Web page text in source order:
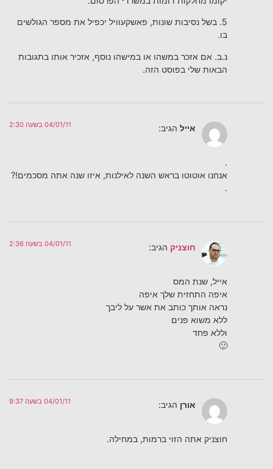
5. בשל נסיבות שונות, פאשקעוויל יכפיל את מספר הגולשים
בו.
נ.ב. אם אזכר במשהו או במישהו נוסף, אזכיר אותו בתגובות
הבאות שלי בפוסט הזה.
אייל הגיב: 04/01/11 בשעה 2:30
.
אנחנו אוטוטו בראש השנה לאילנות, איזו שנה אתה מסכמים!?
.
חוצניק הגיב: 04/01/11 בשעה 2:36
אייל, שנת המס
איפה התחזית שלך איפה
נראה אותך כותב את אשר על ליבך
ללא משוא פנים
וללא פחד
🙂
אורן הגיב: 04/01/11 בשעה 9:37
חוצניק אתה הזוי ברמות, במחילה.